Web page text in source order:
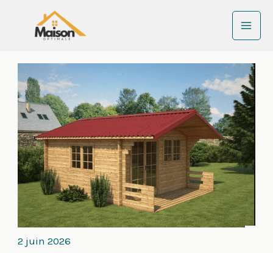
2 juin 2026